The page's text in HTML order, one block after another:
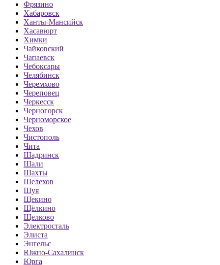
Фрязино
Хабаровск
Ханты-Мансийск
Хасавюрт
Химки
Чайковский
Чапаевск
Чебоксары
Челябинск
Черемхово
Череповец
Черкесск
Черногорск
Черноморское
Чехов
Чистополь
Чита
Шадринск
Шали
Шахты
Шелехов
Шуя
Щекино
Щёлкино
Щелково
Электросталь
Элиста
Энгельс
Южно-Сахалинск
Юрга